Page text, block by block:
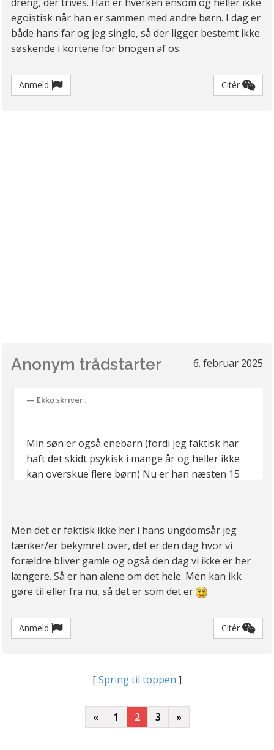
egoistisk når han er sammen med andre børn. I dag er
både hans far og jeg single, så der ligger bestemt ikke
søskende i kortene for bnogen af os.
Anmeld Citér
6. februar 2025
Anonym trådstarter
Ekko skriver:
Min søn er også enebarn (fordi jeg faktisk har
haft det skidt psykisk i mange år og heller ikke
kan overskue flere børn) Nu er han næsten 15
Men i dag trives han uden søskende. Han har
venner gennem skolen og sine fritidsaktiviteter
og er en glad dreng, der trives. Han er hverken
ensom og heller ikke egoistisk når han er
sammen med andre børn. I dag er både hans far
søskende i kortene for bnogen af os.
Men det er faktisk ikke her i hans ungdomsår jeg
tænker/er bekymret over, det er den dag hvor vi
forældre bliver gamle og også den dag vi ikke er her
længere. Så er han alene om det hele. Men kan ikk
gøre til eller fra nu, så det er som det er
Anmeld Citér
[Spring til toppen ]
« 1 2 3 »